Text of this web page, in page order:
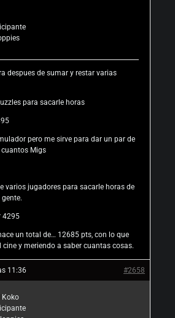
despues de sumar y restar varias
para sacarle horas
pero me sirve para dar un par de
Migs
varios jugadores para sacarle horas de
4295
un total de… 12685 pts, con lo que
cine y meriendo a saber cuantas cosas.
11:36 #2658
Koko